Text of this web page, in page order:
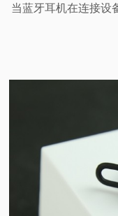
当蓝牙耳机在连接设